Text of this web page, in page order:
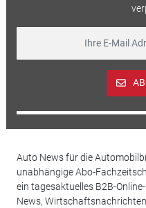
Auto News für die
unabhängige Abo-
ein tagesaktuelles B2B-
News,